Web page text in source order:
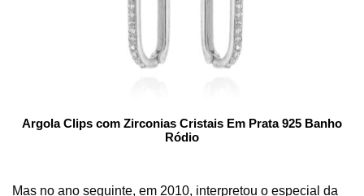
Argola Clips com Zirconias Cristais Em Prata 925 Banho
Ródio
Mas no ano seguinte, em 2010, interpretou o especial da